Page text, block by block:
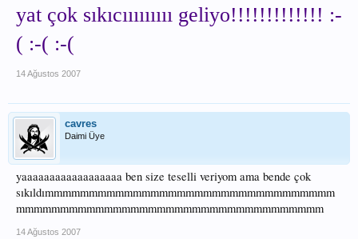
yat çok sıkıcııııııııı geliyo!!!!!!!!!!!!! :-
( :-( :-(
14 Ağustos 2007
cavres
Daimi Üye
yaaaaaaaaaaaaaaaaaa ben size teselli veriyom ama bende çok
sıkıldımmmmmmmmmmmmmmmmmmmmmmmmmmmmmmmmm
mmmmmmmmmmmmmmmmmmmmmmmmmmmmmmmmmmm
14 Ağustos 2007